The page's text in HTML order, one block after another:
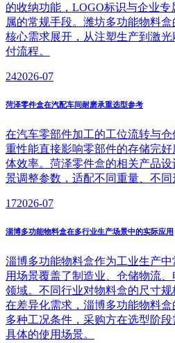
的收纳功能，LOGO标识与企业
属的常规手段。潍坊多功能物料
核心需求展开，从注塑生产到激
付流程。
242026-07
菏泽零件盒在汽配车间耐磨承重选型参考
在汽车零部件加工的工位流转与
重性能直接影响零部件的存储完
体效率。菏泽零件盒的相关产品
景调整参数，适配不同重量、不同
172026-07
淄博多功能物料盒在多行业生产场景中的实际应用
淄博多功能物料盒作为工业生产
用场景覆盖了制造业、仓储物流
领域。不同行业对物料盒的尺寸
在差异化需求，淄博多功能物料
多种工况条件，采购方在选型阶
具体的使用场景。